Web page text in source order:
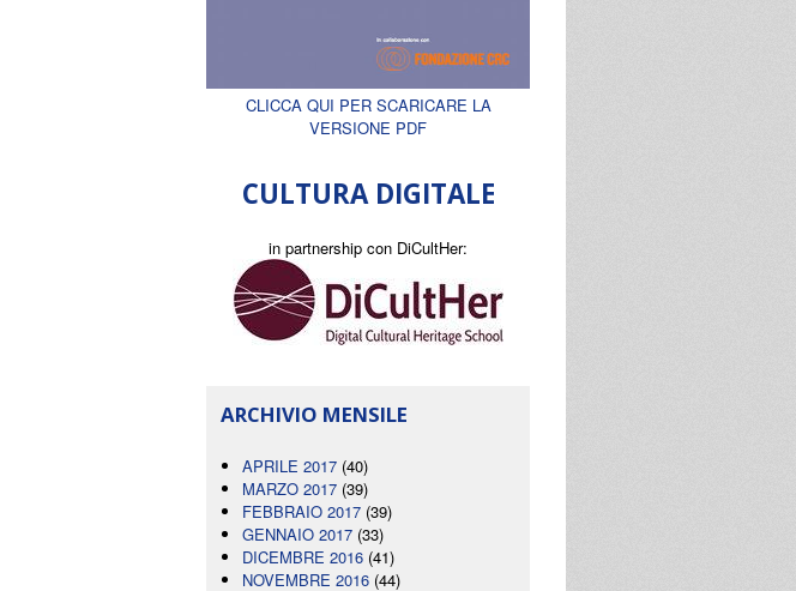
CLICCA QUI PER SCARICARE LA
VERSIONE PDF
CULTURA DIGITALE
in partnership con DiCultHer:
ARCHIVIO MENSILE
APRILE 2017 (40)
MARZO 2017 (39)
FEBBRAIO 2017 (39)
GENNAIO 2017 (33)
DICEMBRE 2016 (41)
NOVEMBRE 2016 (44)